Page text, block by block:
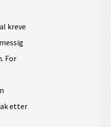
kreve
For
etter